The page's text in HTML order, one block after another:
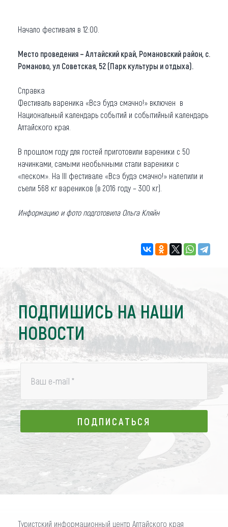
Начало фестиваля в 12:00.
Место проведения – Алтайский край, Романовский район, с.
Романово, ул Советская, 52 (Парк культуры и отдыха).
Справка
Фестиваль вареника «Всэ будэ смачно!» включен в
Национальный календарь событий и событийный календарь
Алтайского края.
В прошлом году для гостей приготовили вареники с 50
начинками, самыми необычными стали вареники с
«песком». На III фестивале «Всэ будэ смачно!» налепили и
съели 568 кг вареников (в 2016 году – 300 кг).
Информацию и фото подготовила Ольга Кляйн
ПОДПИШИСЬ НА НАШИ
НОВОСТИ
Ваш e-mail *
ПОДПИСАТЬСЯ
ПОДПИСАТЬСЯ
Туристский информационный центр Алтайского края